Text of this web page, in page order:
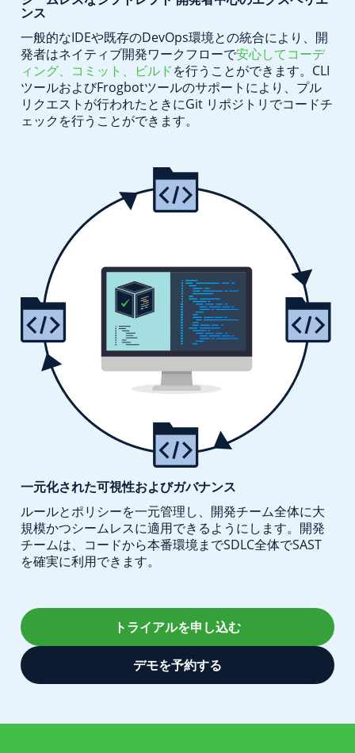
ンス
一般的なIDEや既存のDevOps環境との統合により、開
発者はネイティブ開発ワークフローで安心してコーデ
ィング、コミット、ビルドを行うことができます。CLI
ツールおよびFrogbotツールのサポートにより、プル
リクエストが行われたときにGit リポジトリでコードチ
ェックを行うことができます。
一元化された可視性およびガバナンス
ルールとポリシーを一元管理し、開発チーム全体に大
規模かつシームレスに適用できるようにします。 開発
チームは、コードから本番環境までSDLC全体でSAST
を確実に利用できます。
トライアルを申し込む
デモを予約する